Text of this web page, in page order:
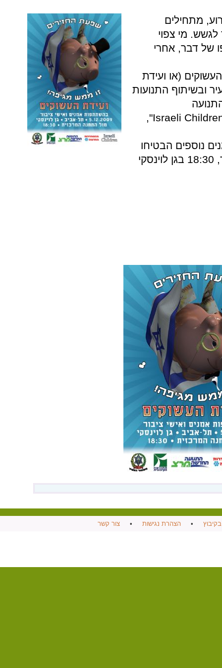
מתחילים
לגשש. מי צפוי
של דבר, אחרי
(או ועידת
ובשיתוף התנועות
הקיבוצית תמחה הפעם, בשיתוף "Israeli Children",
נוספים הבטיחו
השתתפותם. יום ראשון, 5 לדצמבר, 18:30 בגן לוינסקי
•הצהרת נגישות •צור קשר